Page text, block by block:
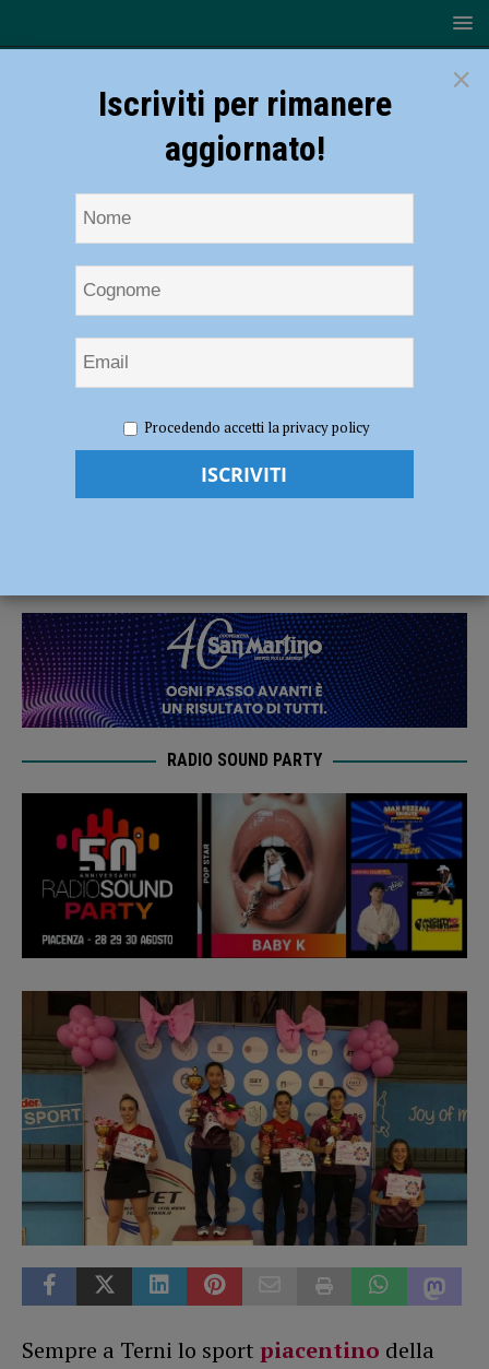
giornata rosa di Terni
Super Teco Corte Auto alla giornata rosa
RADIO SOUND PARTY
Sempre a Terni lo sport piacentino della
×
Iscriviti per rimanere
aggiornato!
Procedendo accetti la privacy policy